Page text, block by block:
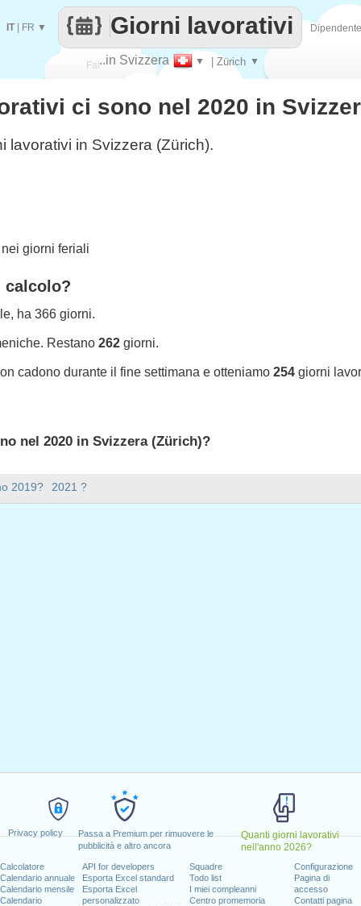
Privacy policy
Passa a Premium per rimuovere le
pubblicità e altro ancora
Quanti giorni lavorativi
nell'anno 2026?
Calcolatore
Calendario annuale
Calendario mensile
Calendario
API for developers
Esporta Excel standard
Esporta Excel
personalizzato
Squadre
Todo list
I miei compleanni
Centro promemoria
Configurazione
Pagina di
accesso
Contatti pagina
Fai
contare
..in Svizzera ▼ | Zürich ▼
Giorni lavorativi
IT| FR ▼
2019? 2021 ?
ci sono nel 2020 in
lavorativi in Svizzera (Zürich).
giorni feriali
calcolo?
ha 366 giorni.
Restano 262 giorni.
cadono durante il fine settimana e otteniamo 254 giorni
nel 2020 in Svizzera (Zürich)?
2020
fine settimana
1 agosto, 2020
2020